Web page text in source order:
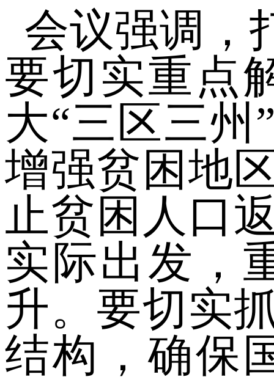
会议强调，
要切实重点
大“三区三
增强贫困地
止贫困人口
实际出发，
升。要切实
结构，确保